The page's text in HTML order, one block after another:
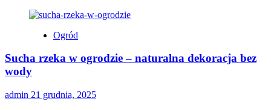
Ogród
Sucha rzeka w ogrodzie – naturalna dekoracja bez
wody
admin 21 grudnia, 2025